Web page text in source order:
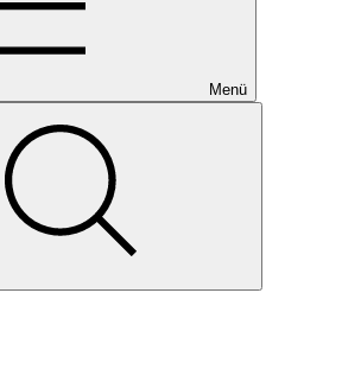
Menü